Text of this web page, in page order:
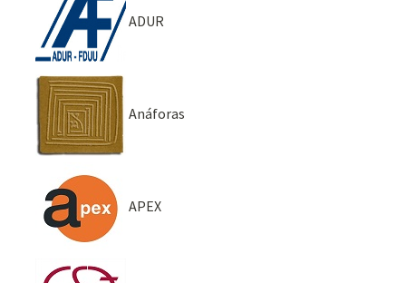
ADUR
Anáforas
APEX